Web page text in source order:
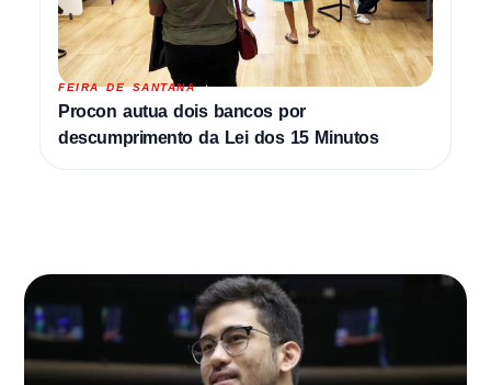
FEIRA DE SANTANA
Procon autua dois bancos por
descumprimento da Lei dos 15 Minutos